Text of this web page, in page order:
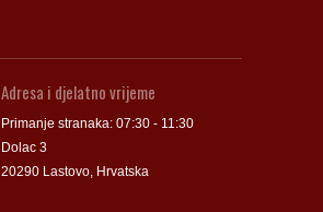
Adresa i djelatno vrijeme
Primanje stranaka: 07:30 - 11:30
Dolac 3
20290 Lastovo, Hrvatska